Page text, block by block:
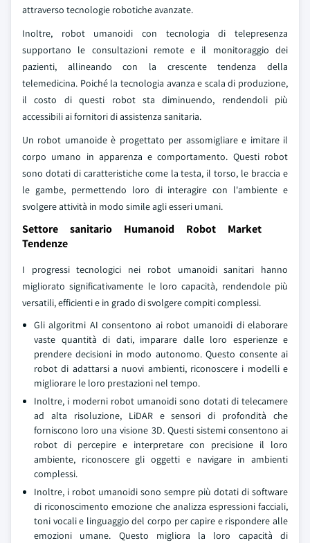
attraverso tecnologie robotiche avanzate.
Inoltre, robot umanoidi con tecnologia di telepresenza
supportano le consultazioni remote e il monitoraggio dei
pazienti, allineando con la crescente tendenza della
telemedicina. Poiché la tecnologia avanza e scala di produzione,
il costo di questi robot sta diminuendo, rendendoli più
accessibili ai fornitori di assistenza sanitaria.
Un robot umanoide è progettato per assomigliare e imitare il
corpo umano in apparenza e comportamento. Questi robot
sono dotati di caratteristiche come la testa, il torso, le braccia e
le gambe, permettendo loro di interagire con l'ambiente e
svolgere attività in modo simile agli esseri umani.
Settore sanitario Humanoid Robot Market
Tendenze
I progressi tecnologici nei robot umanoidi sanitari hanno
migliorato significativamente le loro capacità, rendendole più
versatili, efficienti e in grado di svolgere compiti complessi.
Gli algoritmi AI consentono ai robot umanoidi di elaborare
vaste quantità di dati, imparare dalle loro esperienze e
prendere decisioni in modo autonomo. Questo consente ai
robot di adattarsi a nuovi ambienti, riconoscere i modelli e
migliorare le loro prestazioni nel tempo.
Inoltre, i moderni robot umanoidi sono dotati di telecamere
ad alta risoluzione, LiDAR e sensori di profondità che
forniscono loro una visione 3D. Questi sistemi consentono ai
robot di percepire e interpretare con precisione il loro
ambiente, riconoscere gli oggetti e navigare in ambienti
complessi.
Inoltre, i robot umanoidi sono sempre più dotati di software
di riconoscimento emozione che analizza espressioni facciali,
toni vocali e linguaggio del corpo per capire e rispondere alle
emozioni umane. Questo migliora la loro capacità di